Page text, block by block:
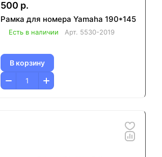
500 р.
Рамка для номера Yamaha 190*145
Есть в наличии Арт. 5530-2019
В корзину